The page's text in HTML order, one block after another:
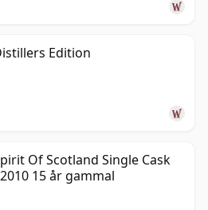
Edition
Of Scotland Single Cask
15 år gammal